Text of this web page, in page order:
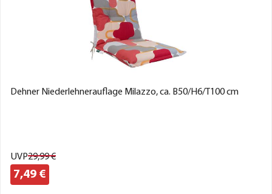
Dehner Niederlehnerauflage Milazzo, ca. B50/H6/T100 cm
UVP29,99€
7,49 €